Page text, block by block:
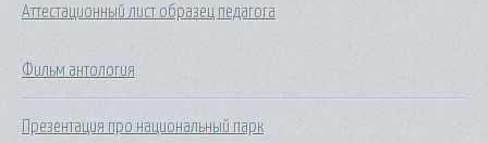
Аттестационный лист образец педагога
Фильм антология
Презентация про национальный парк